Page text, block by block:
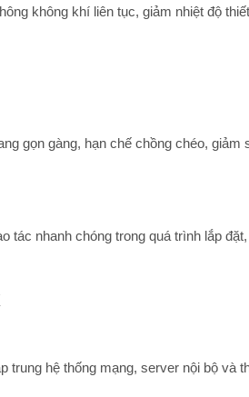
không khí liên tục, giảm nhiệt độ
gọn gàng, hạn chế chồng chéo, giảm
nhanh chóng trong quá trình lắp
trung hệ thống mạng, server nội bộ và